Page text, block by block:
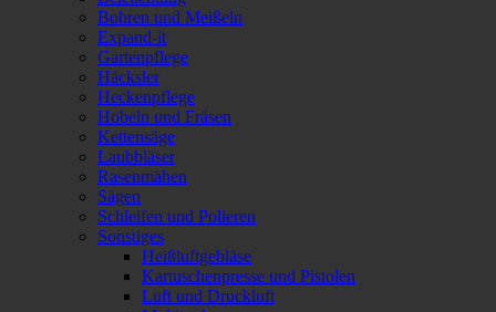
Bohren und Meißeln
Expand-it
Gartenpflege
Häcksler
Heckenpflege
Hobeln und Fräsen
Kettensäge
Laubbläser
Rasenmähen
Sägen
Schleifen und Polieren
Sonstiges
Heißluftgebläse
Kartuschenpresse und Pistolen
Luft und Druckluft